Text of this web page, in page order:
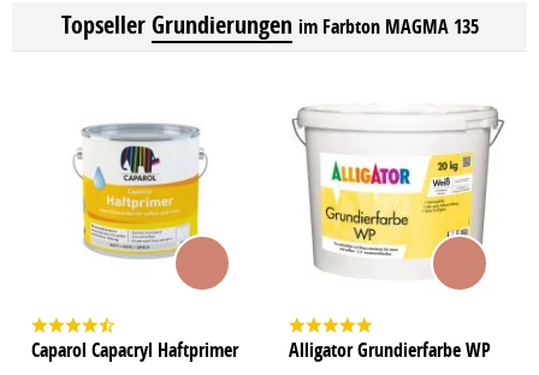
Topseller Grundierungen im Farbton MAGMA 135
Caparol Capacryl Haftprimer Alligator Grundierfarbe WP